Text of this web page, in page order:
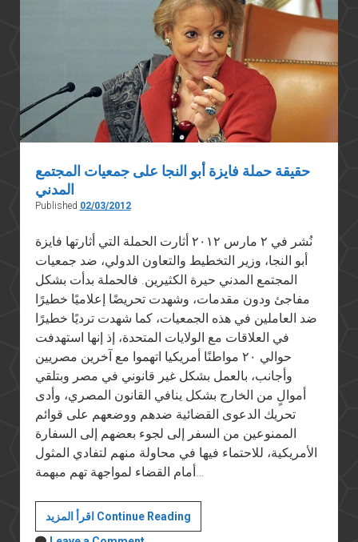
حقيقة حملة فايزة أبو النجا على جمعيات المجتمع
المدني
Published 02/03/2012
نُشر في ٢ مارس ٢٠١٢ أثارت الحملة التي أثارتها فايزة
أبو النجا، وزير التخطيط والتعاون الدولي، ضد جمعيات
المجتمع المدني حيرة الكثيرين. فالحملة بدأت بشكل
مفاجئ ودون مقدمات، وشهدت تحريضًا إعلاميًا خطيرًا
ضد العاملين في هذه الجمعيات، كما شهدت ترديًا خطيرًا
في العلاقات مع الولايات المتحدة، إذ إنها استهدفت
حوالي ٢٠ مواطنًا أمريكيا اتهموا مع آخرين مصريين
وأجانب، بالعمل بشكل غير قانوني في مصر وبتلقي
أموالٍ من الخارج بشكل ينافي القانون المصري، وأدى
تحريك الدعوى القضائية ضدهم ووضعهم على قوائم
الممنوعين من السفر إلى لجوء بعضهم إلى السفارة
الأمريكية، للاحتماء فيها في محاولة منهم لتفادي المثول
اقرأ المزيد Continue Readingحقيقة
حملة